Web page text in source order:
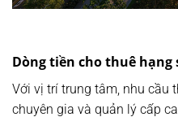
Dòng tiền cho thuê hạng
Với vị trí trung tâm, nhu cầu
chuyên gia và quản lý cấp